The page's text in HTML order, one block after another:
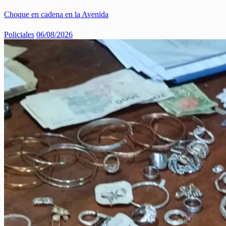
Choque en cadena en la Avenida
Policiales 06/08/2026